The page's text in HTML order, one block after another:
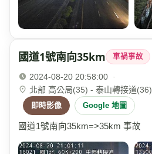
國道1號南向35km 車禍事故
2024-08-20 20:58:00
·
北部 高公局(35) - 泰山轉接道(36)
即時影像 Google 地圖
國道1號南向35km=>35km 事故